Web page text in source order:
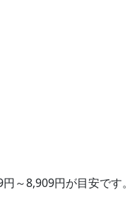
～8,909円が目安です